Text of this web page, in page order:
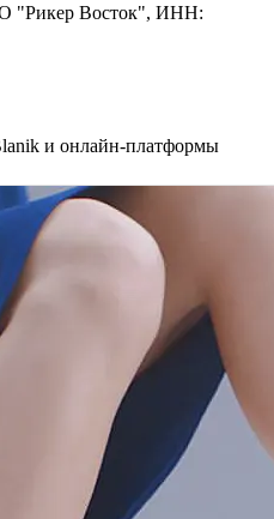
"Рикер Восток", ИНН:
и онлайн-платформы